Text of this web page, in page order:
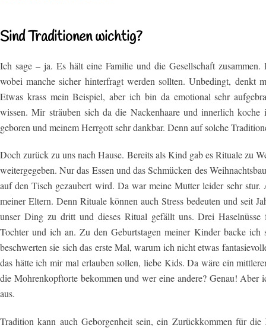
Sind Traditionen wichtig?
Ich sage – ja. Es hält eine Familie und die Gesellschaft
wobei manche sicher hinterfragt werden sollten. Unbedingt, denkt
Etwas krass mein Beispiel, aber ich bin da emotional sehr
wissen. Mir sträuben sich da die Nackenhaare und innerlich
geboren und meinem Herrgott sehr dankbar. Denn auf solche
Doch zurück zu uns nach Hause. Bereits als Kind gab es Rituale zu
weitergegeben. Nur das Essen und das Schmücken des
auf den Tisch gezaubert wird. Da war meine Mutter leider sehr
meiner Eltern. Denn Rituale können auch Stress bedeuten und seit
unser Ding zu dritt und dieses Ritual gefällt uns. Drei
Tochter und ich an. Zu den Geburtstagen meiner Kinder backe ich
beschwerten sie sich das erste Mal, warum ich nicht etwas
das hätte ich mir mal erlauben sollen, liebe Kids. Da wäre ein
die Mohrenkopftorte bekommen und wer eine andere? Genau!
aus.
Tradition kann auch Geborgenheit sein, ein Zurückkommen für